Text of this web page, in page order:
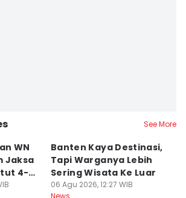
See More
WN
Jaksa
4-5
Banten Kaya Destinasi,
Tapi Warganya Lebih
Sering Wisata Ke Luar
06 Agu 2026, 12:27 WIB
News